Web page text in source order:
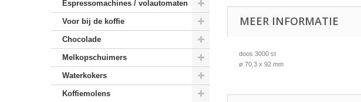
Espressomachines / volautomaten
Voor bij de koffie
Chocolade
Melkopschuimers
Waterkokers
Koffiemolens
MEER INFORMATIE
doos 3000 st
ø 70,3 x 92 mm